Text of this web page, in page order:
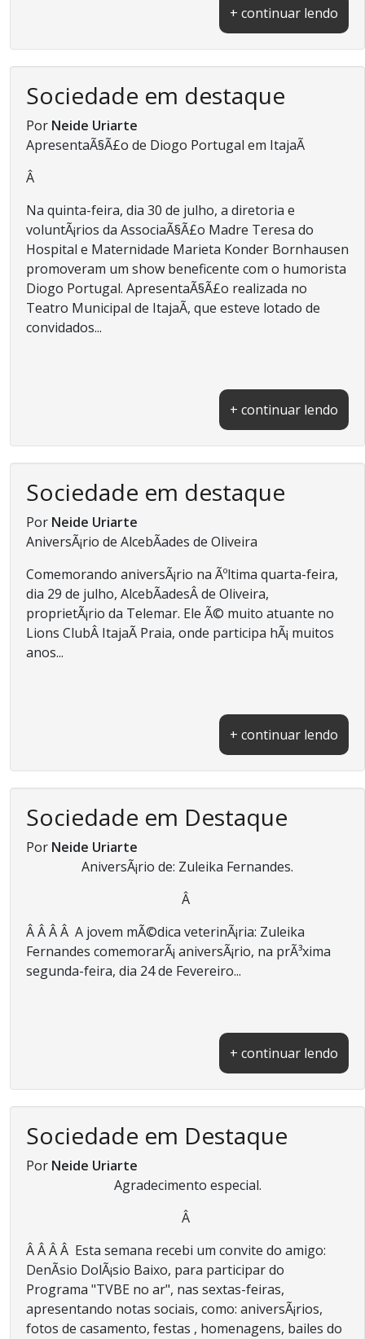
+ continuar lendo
Sociedade em destaque
Por Neide Uriarte
ApresentaÃ§Ã£o de Diogo Portugal em ItajaÃ­
Â
Na quinta-feira, dia 30 de julho, a diretoria e
voluntÃ¡rios da AssociaÃ§Ã£o Madre Teresa do
Hospital e Maternidade Marieta Konder Bornhausen
promoveram um show beneficente com o humorista
Diogo Portugal. ApresentaÃ§Ã£o realizada no
Teatro Municipal de ItajaÃ­, que esteve lotado de
convidados...
+ continuar lendo
Sociedade em destaque
Por Neide Uriarte
AniversÃ¡rio de AlcebÃ­ades de Oliveira
Comemorando aniversÃ¡rio na Ãºltima quarta-feira,
dia 29 de julho, AlcebÃ­adesÂ de Oliveira,
proprietÃ¡rio da Telemar. Ele Ã© muito atuante no
Lions ClubÂ ItajaÃ­ Praia, onde participa hÃ¡ muitos
anos...
+ continuar lendo
Sociedade em Destaque
Por Neide Uriarte
AniversÃ¡rio de: Zuleika Fernandes.
Â
Â Â Â Â A jovem mÃ©dica veterinÃ¡ria: Zuleika
Fernandes comemorarÃ¡ aniversÃ¡rio, na prÃ³xima
segunda-feira, dia 24 de Fevereiro...
+ continuar lendo
Sociedade em Destaque
Por Neide Uriarte
Agradecimento especial.
Â
Â Â Â Â Esta semana recebi um convite do amigo:
DenÃ­sio DolÃ¡sio Baixo, para participar do
Programa "TVBE no ar", nas sextas-feiras,
apresentando notas sociais, como: aniversÃ¡rios,
fotos de casamento, festas , homenagens, bailes do